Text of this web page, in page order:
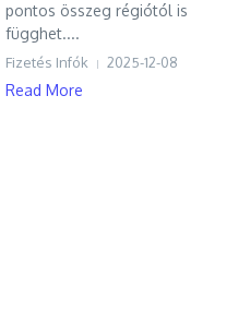
pontos összeg régiótól is
függhet....
Fizetés Infók 2025-12-08
Read More